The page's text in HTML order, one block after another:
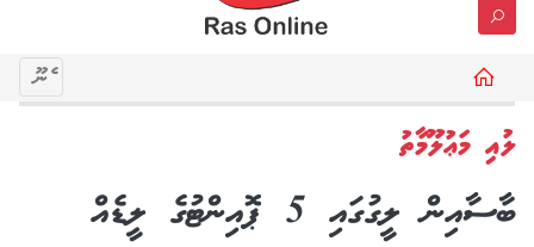
މެނޫ
ލުއި މަޢުލޫމާތު
ބާސާއިން ލީގުގައި 5 ޕޮއިންޓުގެ ލީޑެއް